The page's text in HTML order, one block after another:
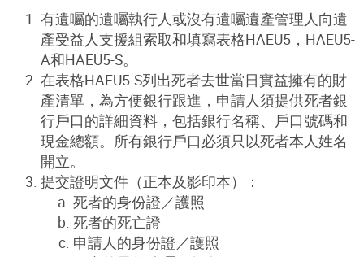
有遺囑的遺囑執行人或沒有遺囑遺產管理人向遺
產受益人支援組索取和填寫表格HAEU5，HAEU5-
A和HAEU5-S。
在表格HAEU5-S列出死者去世當日實益擁有的財
產清單，為方便銀行跟進，申請人須提供死者銀
行戶口的詳細資料，包括銀行名稱、戶口號碼和
現金總額。所有銀行戶口必須只以死者本人姓名
開立。
提交證明文件（正本及影印本）：
死者的身份證／護照
死者的死亡證
申請人的身份證／護照